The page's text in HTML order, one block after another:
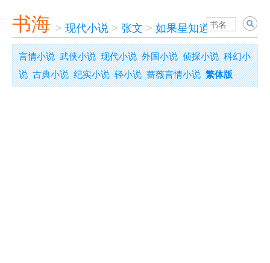
书海 > 现代小说 > 张文 > 如果星知道
言情小说 武侠小说 现代小说 外国小说 侦探小说 科幻小
说 古典小说 纪实小说 轻小说 蔷薇言情小说 繁体版